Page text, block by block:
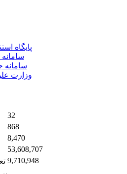
پایگاه
سامانه
وزارت
32
868
8,470
53,608,707
9,710,948